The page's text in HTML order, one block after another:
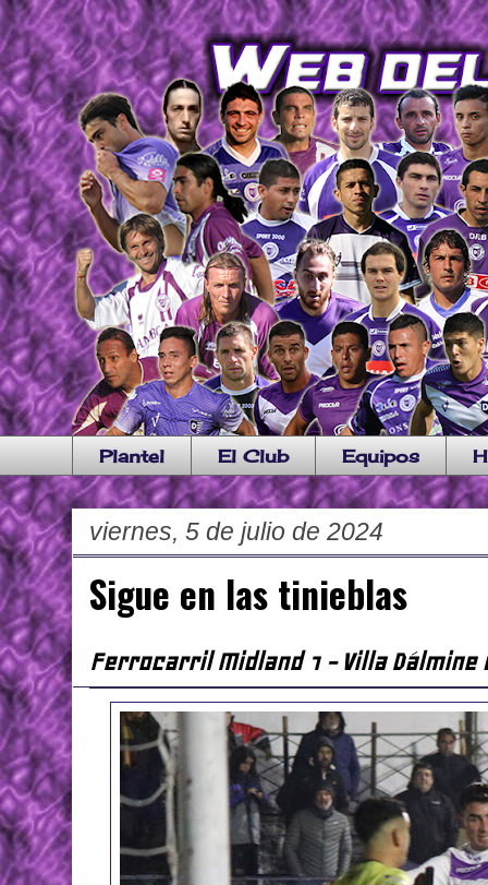
Plantel El Club Equipos
viernes, 5 de julio de 2024
Sigue en las tinieblas
Ferrocarril Midland 1 - Villa Dálmine